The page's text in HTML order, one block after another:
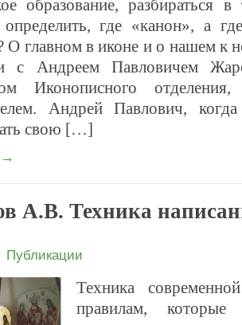
образование, разбираться
где «канон», а
О главном в иконе и о нашем к
с Андреем Павловичем
Иконописного
Андрей Павлович,
свою […]
→
А.В. Техника
Публикации
Техника
правилам,